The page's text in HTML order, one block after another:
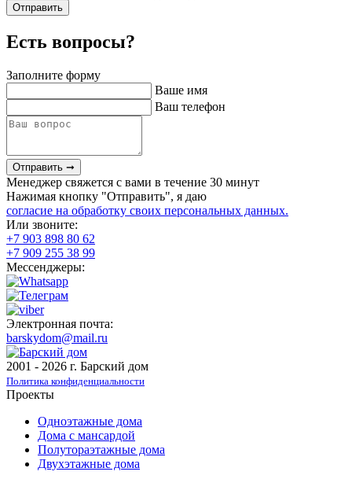
Отправить
Есть вопросы?
Заполните форму
Ваше имя
Ваш телефон
Отправить ➞
Менеджер свяжется с вами в течение 30 минут
Нажимая кнопку "Отправить", я даю
согласие на обработку своих персональных данных.
Или звоните:
+7 903 898 80 62
+7 909 255 38 99
Мессенджеры:
Электронная почта:
barskydom@mail.ru
2001 - 2026 г. Барский дом
Политика конфиденциальности
Проекты
Одноэтажные дома
Дома с мансардой
Полутораэтажные дома
Двухэтажные дома